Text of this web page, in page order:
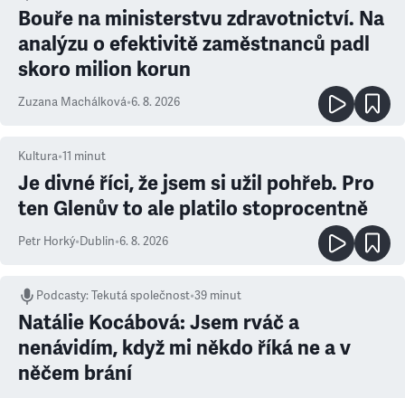
Bouře na ministerstvu zdravotnictví. Na
analýzu o efektivitě zaměstnanců padl
skoro milion korun
Zuzana Machálková•6. 8. 2026
Kultura•11 minut
Je divné říci, že jsem si užil pohřeb. Pro
ten Glenův to ale platilo stoprocentně
Petr Horký•Dublin•6. 8. 2026
Podcasty:Tekutá společnost•39 minut
Natálie Kocábová: Jsem rváč a
nenávidím, když mi někdo říká ne a v
něčem brání